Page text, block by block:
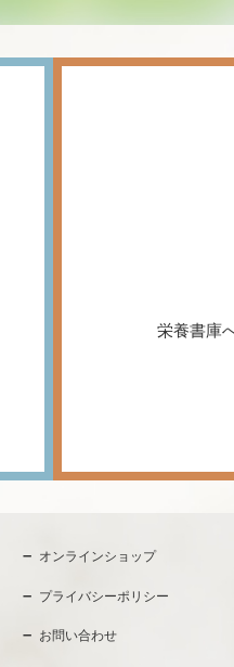
栄養書庫
オンラインショップ
プライバシーポリシー
お問い合わせ